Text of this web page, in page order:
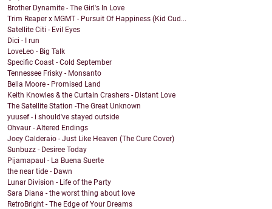
Brother Dynamite - The Girl's In Love
Trim Reaper x MGMT - Pursuit Of Happiness (Kid Cud...
Satellite Citi - Evil Eyes
Dici - I run
LoveLeo - Big Talk
Specific Coast - Cold September
Tennessee Frisky - Monsanto
Bella Moore - Promised Land
Keith Knowles & the Curtain Crashers - Distant Love
The Satellite Station -The Great Unknown
yuusef - i should've stayed outside
Ohvaur - Altered Endings
Joey Calderaio - Just Like Heaven (The Cure Cover)
Sunbuzz - Desiree Today
Pijamapaul - La Buena Suerte
the near tide - Dawn
Lunar Division - Life of the Party
Sara Diana - the worst thing about love
RetroBright - The Edge of Your Dreams